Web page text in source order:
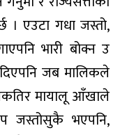
। एउटा गधा जस्तो,
भारी बोक्न उ
जब मालिकले
मायालू आँखाले
जस्तोसुकै भएपनि,